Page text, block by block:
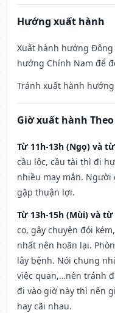
Hướng xuất hành
Xuất hành hướng Đông
hướng Chính Nam để
Tránh xuất hành
Giờ xuất hành
Từ 11h-13h (Ngọ) và
cầu lộc, cầu tài thì đi
nhiều may mắn. Người
gặp thuận lợi.
Từ 13h-15h (Mùi) và từ
cọ, gây chuyện đói
nhất nên hoãn lại.
lây bệnh. Nói chung
việc quan,…nên tránh
đi vào giờ này thì nên
hay cãi nhau.